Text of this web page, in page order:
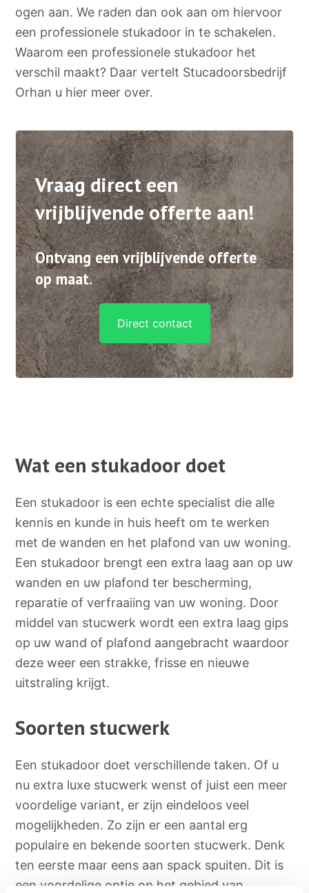
ogen aan. We raden dan ook aan om hiervoor
een professionele stukadoor in te schakelen.
Waarom een professionele stukadoor het
verschil maakt? Daar vertelt Stucadoorsbedrijf
Orhan u hier meer over.
Vraag direct een
vrijblijvende offerte aan!
Ontvang een vrijblijvende offerte
op maat.
Direct contact
Wat een stukadoor doet
Een stukadoor is een echte specialist die alle
kennis en kunde in huis heeft om te werken
met de wanden en het plafond van uw woning.
Een stukadoor brengt een extra laag aan op uw
wanden en uw plafond ter bescherming,
reparatie of verfraaiing van uw woning. Door
middel van stucwerk wordt een extra laag gips
op uw wand of plafond aangebracht waardoor
deze weer een strakke, frisse en nieuwe
uitstraling krijgt.
Soorten stucwerk
Een stukadoor doet verschillende taken. Of u
nu extra luxe stucwerk wenst of juist een meer
voordelige variant, er zijn eindeloos veel
mogelijkheden. Zo zijn er een aantal erg
populaire en bekende soorten stucwerk. Denk
ten eerste maar eens aan spack spuiten. Dit is
een voordelige optie op het gebied van